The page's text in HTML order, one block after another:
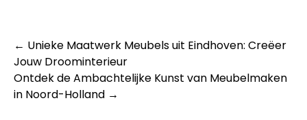
Berichtnavigatie
← Unieke Maatwerk Meubels uit Eindhoven: Creëer
Jouw Droominterieur
Ontdek de Ambachtelijke Kunst van Meubelmaken
in Noord-Holland →